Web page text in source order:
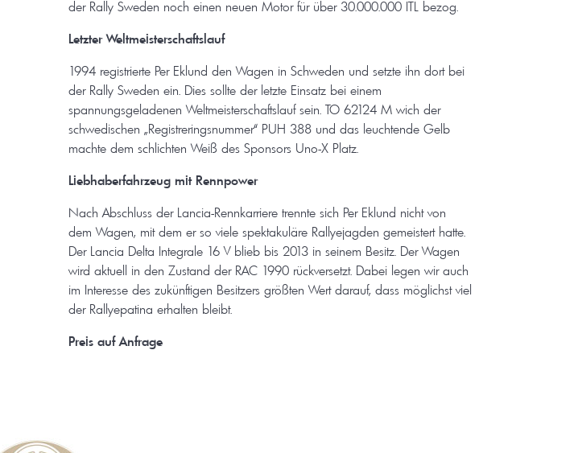
der Rally Sweden noch einen neuen Motor für über 30.000.000 ITL bezog.
Letzter Weltmeisterschaftslauf
1994 registrierte Per Eklund den Wagen in Schweden und setzte ihn dort bei
der Rally Sweden ein. Dies sollte der letzte Einsatz bei einem
spannungsgeladenen Weltmeisterschaftslauf sein. TO 62124 M wich der
schwedischen „Registreringsnummer“ PUH 388 und das leuchtende Gelb
machte dem schlichten Weiß des Sponsors Uno-X Platz.
Liebhaberfahrzeug mit Rennpower
Nach Abschluss der Lancia-Rennkarriere trennte sich Per Eklund nicht von
dem Wagen, mit dem er so viele spektakuläre Rallyejagden gemeistert hatte.
Der Lancia Delta Integrale 16 V blieb bis 2013 in seinem Besitz. Der Wagen
wird aktuell in den Zustand der RAC 1990 rückversetzt. Dabei legen wir auch
im Interesse des zukünftigen Besitzers größten Wert darauf, dass möglichst viel
der Rallyepatina erhalten bleibt.
Preis auf Anfrage